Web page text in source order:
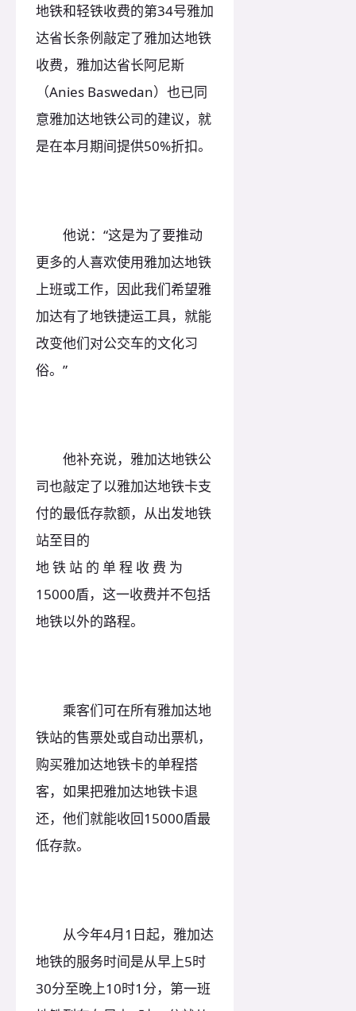
地铁和轻铁收费的第34号雅加
达省长条例敲定了雅加达地铁
收费，雅加达省长阿尼斯
（Anies Baswedan）也已同
意雅加达地铁公司的建议，就
是在本月期间提供50%折扣。
他说：“这是为了要推动
更多的人喜欢使用雅加达地铁
上班或工作，因此我们希望雅
加达有了地铁捷运工具，就能
改变他们对公交车的文化习
俗。”
他补充说，雅加达地铁公
司也敲定了以雅加达地铁卡支
付的最低存款额，从出发地铁
站至目的
地 铁 站 的 单 程 收 费 为
15000盾，这一收费并不包括
地铁以外的路程。
乘客们可在所有雅加达地
铁站的售票处或自动出票机，
购买雅加达地铁卡的单程搭
客，如果把雅加达地铁卡退
还，他们就能收回15000盾最
低存款。
从今年4月1日起，雅加达
地铁的服务时间是从早上5时
30分至晚上10时1分，第一班